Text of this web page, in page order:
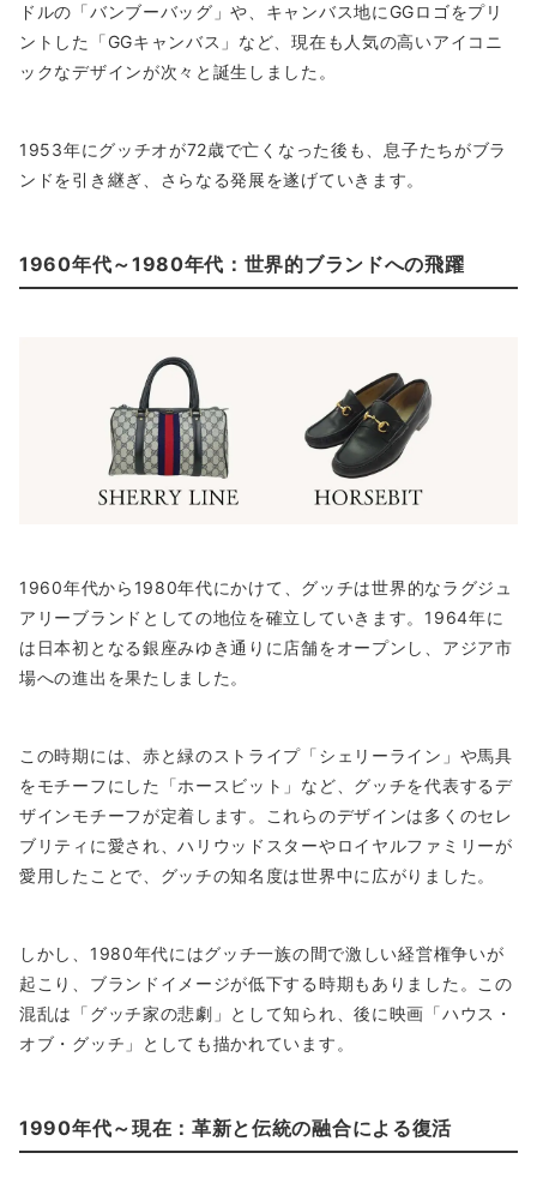
ドルの「バンブーバッグ」や、キャンバス地にGGロゴをプリ
ントした「GGキャンバス」など、現在も人気の高いアイコニ
ックなデザインが次々と誕生しました。
1953年にグッチオが72歳で亡くなった後も、息子たちがブラ
ンドを引き継ぎ、さらなる発展を遂げていきます。
1960年代～1980年代：世界的ブランドへの飛躍
1960年代から1980年代にかけて、グッチは世界的なラグジュ
アリーブランドとしての地位を確立していきます。1964年に
は日本初となる銀座みゆき通りに店舗をオープンし、アジア市
場への進出を果たしました。
この時期には、赤と緑のストライプ「シェリーライン」や馬具
をモチーフにした「ホースビット」など、グッチを代表するデ
ザインモチーフが定着します。これらのデザインは多くのセレ
ブリティに愛され、ハリウッドスターやロイヤルファミリーが
愛用したことで、グッチの知名度は世界中に広がりました。
しかし、1980年代にはグッチ一族の間で激しい経営権争いが
起こり、ブランドイメージが低下する時期もありました。この
混乱は「グッチ家の悲劇」として知られ、後に映画「ハウス・
オブ・グッチ」としても描かれています。
1990年代～現在：革新と伝統の融合による復活